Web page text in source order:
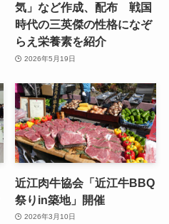
気」など作成、配布 戦国
時代の三英傑の性格になぞ
らえ栄養素を紹介
2026年5月19日
近江肉牛協会「近江牛BBQ
祭りin築地」開催
2026年3月10日